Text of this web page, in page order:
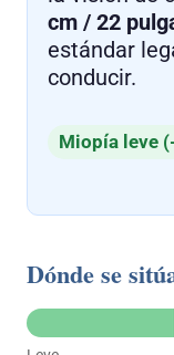
cm / 22
estándar
conducir.
Miopía leve
Dónde se